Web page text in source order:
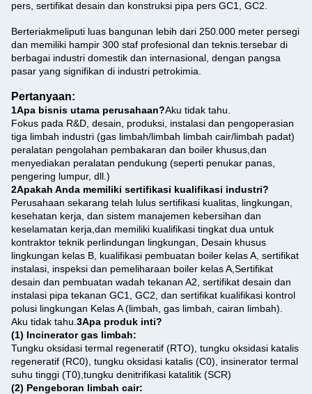
pers, sertifikat desain dan konstruksi pipa pers GC1, GC2.
Berteriakmeliputi luas bangunan lebih dari 250.000 meter persegi
dan memiliki hampir 300 staf profesional dan teknis.tersebar di
berbagai industri domestik dan internasional, dengan pangsa
pasar yang signifikan di industri petrokimia.
Pertanyaan:
1Apa bisnis utama perusahaan?Aku tidak tahu.
Fokus pada R&D, desain, produksi, instalasi dan pengoperasian
tiga limbah industri (gas limbah/limbah limbah cair/limbah padat)
peralatan pengolahan pembakaran dan boiler khusus,dan
menyediakan peralatan pendukung (seperti penukar panas,
pengering lumpur, dll.)
2Apakah Anda memiliki sertifikasi kualifikasi industri?
Perusahaan sekarang telah lulus sertifikasi kualitas, lingkungan,
kesehatan kerja, dan sistem manajemen kebersihan dan
keselamatan kerja,dan memiliki kualifikasi tingkat dua untuk
kontraktor teknik perlindungan lingkungan, Desain khusus
lingkungan kelas B, kualifikasi pembuatan boiler kelas A, sertifikat
instalasi, inspeksi dan pemeliharaan boiler kelas A,Sertifikat
desain dan pembuatan wadah tekanan A2, sertifikat desain dan
instalasi pipa tekanan GC1, GC2, dan sertifikat kualifikasi kontrol
polusi lingkungan Kelas A (limbah, gas limbah, cairan limbah).
Aku tidak tahu. 3Apa produk inti?
(1) Incinerator gas limbah:
Tungku oksidasi termal regeneratif (RTO), tungku oksidasi katalis
regeneratif (RC0), tungku oksidasi katalis (C0), insinerator termal
suhu tinggi (T0),tungku denitrifikasi katalitik (SCR)
(2) Pengeboran limbah cair: